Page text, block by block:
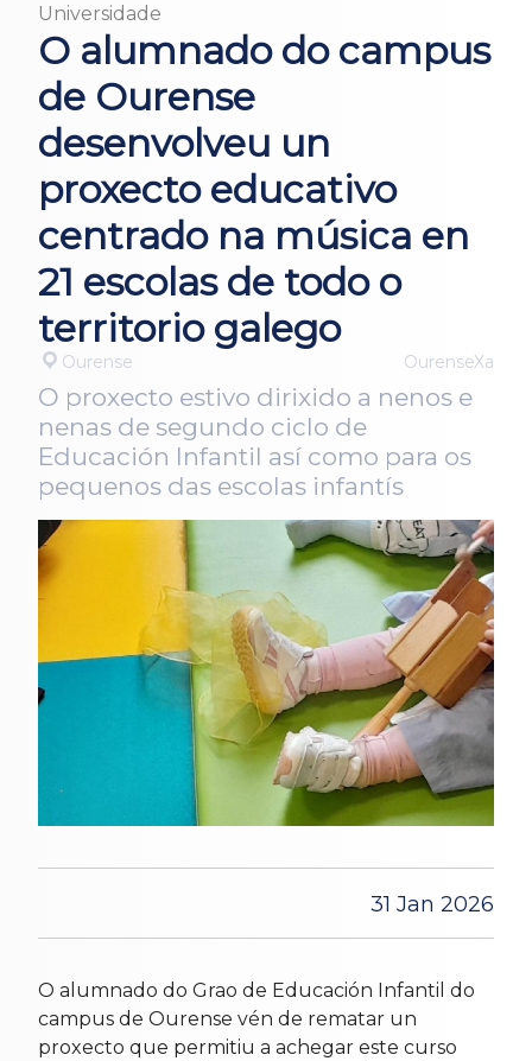
Universidade
O alumnado do campus
de Ourense
desenvolveu un
proxecto educativo
centrado na música en
21 escolas de todo o
territorio galego
Ourense OurenseXa
O proxecto estivo dirixido a nenos e
nenas de segundo ciclo de
Educación Infantil así como para os
pequenos das escolas infantís
31 Jan 2026
O alumnado do Grao de Educación Infantil do
campus de Ourense vén de rematar un
proxecto que permitiu a achegar este curso